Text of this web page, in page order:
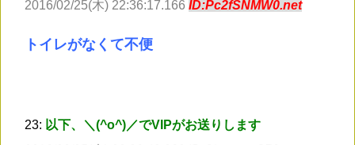
2016/02/25(木) 22:36:17.166 ID:Pc2fSNMW0.net
トイレがなくて不便
23: 以下、＼(^o^)／でVIPがお送りします